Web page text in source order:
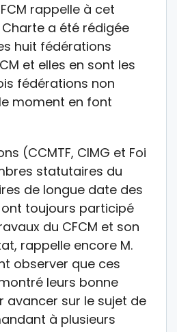
rappelle à cet
a été rédigée
huit fédérations
et elles en sont les
fédérations non
moment en font
(CCMTF, CIMG et Foi
statutaires du
de longue date des
toujours participé
du CFCM et son
rappelle encore M.
observer que ces
leurs bonne
avancer sur le sujet de
à plusieurs